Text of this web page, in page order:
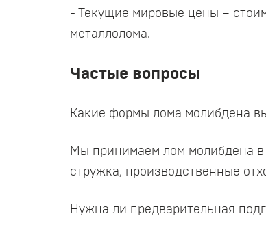
- Текущие мировые цены –
металлолома.
Частые вопросы
Какие формы лома молибдена
Мы принимаем лом молибдена в
стружка, производственные
Нужна ли предварительная